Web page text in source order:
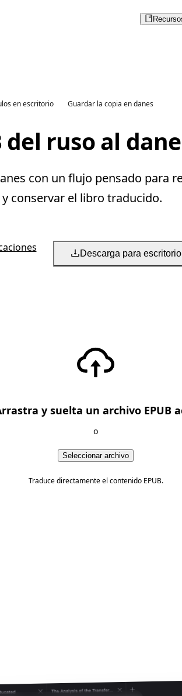
en escritorio Guardar la copia en danes
del ruso al
con un flujo pensado para
conservar el libro traducido.
Descarga para escritorio
y suelta un archivo EPUB
o
Seleccionar archivo
Traduce directamente el contenido EPUB.